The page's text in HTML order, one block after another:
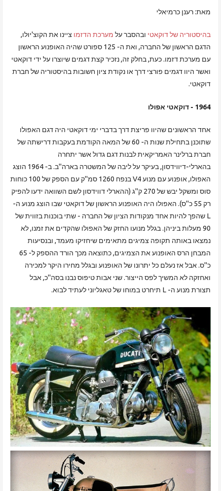
מאת: רענן כרמיאלי
בהיסטוריה של דוקאטי ובהסבר על מערכת הדזמו ציינו את הקוצ'יולו,
הדגם הראשון של החברה, ואת ה- 125 ספורט שהיה האופנוע הראשון
עם מערכת דזמו. כעת, בחלק זה, נזכיר קצת דגמים שיוצרו על ידי דוקאטי
ואשר היוו דגמים פורצי דרך או נקודת ציון חשובות בהיסטוריה של חברת
דוקאטי.
1964 - דוקאטי אפולו
אחד הראשונים שהיוו פריצת דרך בדברי ימי דוקאטי היה דגם האפולו
שתוכנן בתחילת שנות ה- 60 של המאה הקודמת בעקבות דרישתה של
חברת ברלינר האמריקאית לבנות דגם גדול אשר יתחרה
בהארלי-דיווידסון, בעיקר על ליבה של המשטרה בארה"ב. ב- 1964 הוצג
האפולו, אופנוע עם מנוע V4 בנפח 1260 סמ"ק עם הספק של 100 כוחות
סוס ומשקל יבש של 270 ק"ג (ההארלי דווידסון לשם השוואה ידעו להפיק
רק 55 כ"ס). האפולו היה האופנוע הראשון של דוקאטי שבו הוצג מנוע ה-
L שהפך להיות אחד מנקודות הציון של החברה - שתי בוכנות בזווית של
90 מעלות ביניהן. בגלל מנועו החזק של האפולו שהקדים את זמנו, לא
נמצאו באותה תקופה צמיגים מתאימים שיחזיקו מעמד, ובנסיעות
המבחן הרס האופנוע את הצמיגים, כתוצאה מכך הורד ההספק ל- 65
כ"ס. אבל אז נעלם כל יתרונו של האופנוע ובגלל מחירו היקר למכירה
ואחזקה לא המשיך לפס הייצור. שני אבות טיפוס נבנו בסה"כ, אבל
תצורת מנוע ה- L תיחרט במוחו של טאגליוני לעתיד לבוא.